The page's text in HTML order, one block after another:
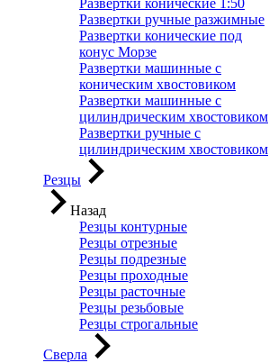
Развертки конические 1:50
Развертки ручные разжимные
Развертки конические под
конус Морзе
Развертки машинные с
коническим хвостовиком
Развертки машинные с
цилиндрическим хвостовиком
Развертки ручные с
цилиндрическим хвостовиком
Резцы
Назад
Резцы контурные
Резцы отрезные
Резцы подрезные
Резцы проходные
Резцы расточные
Резцы резьбовые
Резцы строгальные
Сверла